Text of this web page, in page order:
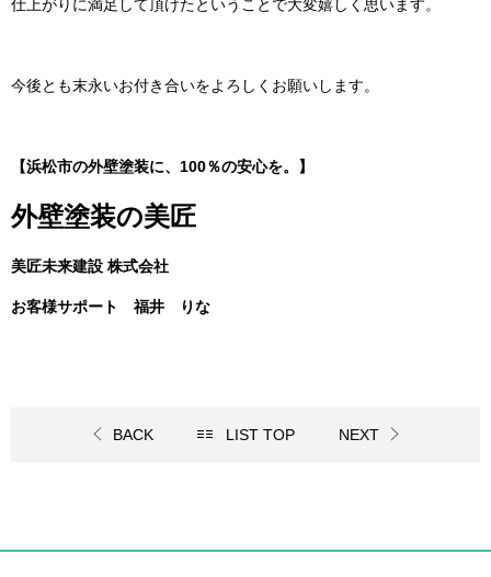
仕上がりに満足して頂けたということで大変嬉しく思います。
今後とも末永いお付き合いをよろしくお願いします。
【浜松市の外壁塗装に、100％の安心を。】
外壁塗装の美匠
美匠未来建設 株式会社
お客様サポート 福井 りな
BACK LIST TOP NEXT